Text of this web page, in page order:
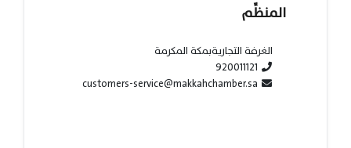
المنظِّم
الغرفة التجاريةبمكة المكرمة
920011121
customers-service@makkahchamber.sa